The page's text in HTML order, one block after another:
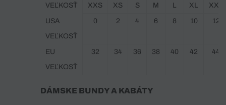
VEĽKOSŤ XXS XS S M L XL XXL
USA
VEĽKOSŤ
0 2 4 6 8 10 12
EU
VEĽKOSŤ
32 34 36 38 40 42 44
DÁMSKE BUNDY A KABÁTY